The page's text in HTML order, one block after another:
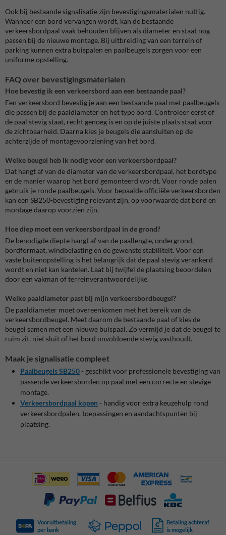
Ook bij bestaande signalisatie zijn bevestigingsmaterialen nuttig.
Wanneer een bord vervangen wordt, kan de bestaande
verkeersbordpaal vaak behouden blijven als diameter en staat nog
passen bij de nieuwe montage. Bij uitbreiding van een terrein of
parking kunnen extra buispalen en paalbeugels zorgen voor een
uniforme opstelling.
FAQ over bevestigingsmaterialen
Hoe bevestig ik een verkeersbord aan een bestaande paal?
Een verkeersbord bevestig je aan een bestaande paal met paalbeugels
die passen bij de paaldiameter en het type bord. Controleer eerst of
de paal stevig staat, recht genoeg is en op de juiste plaats staat voor
de zichtbaarheid. Daarna kies je beugels die aansluiten op de
achterzijde of montagevoorziening van het bord.
Welke beugel heb ik nodig voor een verkeersbordpaal?
Dat hangt af van de diameter van de verkeersbordpaal, het bordtype
en de manier waarop het bord gemonteerd wordt. Voor ronde palen
gebruik je ronde paalbeugels. Voor bepaalde officiële verkeersborden
kan een SB250-bevestiging relevant zijn, op voorwaarde dat bord en
montage daarop voorzien zijn.
Hoe diep moet een verkeersbordpaal in de grond?
De benodigde diepte hangt af van de paallengte, ondergrond,
bordformaat, windbelasting en de gewenste stabiliteit. Voor een
vaste buitenopstelling is het belangrijk dat de paal stevig verankerd
wordt en niet kan kantelen. Laat bij twijfel de plaatsing beoordelen
door een vakman of terreinverantwoordelijke.
Welke paaldiameter past bij mijn verkeersbordbeugel?
De paaldiameter moet overeenkomen met het bereik van de
verkeersbordbeugel. Meet daarom de bestaande paal of kies de
beugel samen met een nieuwe buispaal. Zo vermijd je dat de beugel te
ruim zit, niet sluit of het bord onvoldoende stevig vasthoudt.
Maak je signalisatie compleet
Paalbeugels SB250- geschikt voor professionele bevestiging van
passende verkeersborden op paal met een correcte en stevige
montage.
Verkeersbordpaal kopen - handig voor extra keuzehulp rond
verkeersbordpalen, toepassingen en aandachtspunten bij
plaatsing.
Vooruitbetaling
per bank
Betaling achteraf
is mogelijk